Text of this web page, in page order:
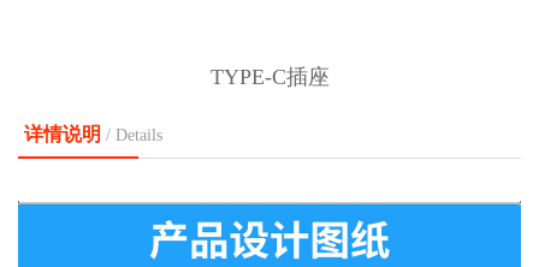
TYPE-C插座
详情说明 / Details